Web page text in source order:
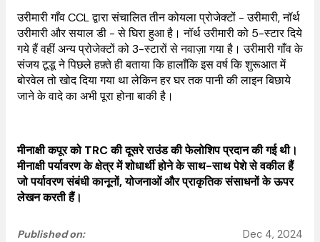
उरीमारी गाँव CCL द्वारा संचालित तीन कोयला प्रोजेक्टों - उरीमारी, नॉर्थ
उरीमारी और सयाल डी - से घिरा हुआ है। नॉर्थ उरीमारी को 5-स्टार दिये
गये हैं वहीं अन्य प्रोजेक्टों को 3-स्टारों से नवाज़ा गया है। उरीमारी गाँव के
संजय टूडू ने पिछले हफ़्ते ही बताया कि हालाँकि इस वर्ष कि शुरूआत में
बोरवेल तो खोद दिया गया था लेकिन हर घर तक पानी की लाइन बिछाये
जाने के वादे का अभी पूरा होना बाकी है।
मीनाक्षी कपूर को TRC की दूसरे राउंड की फेलोशिप प्रदान की गई थी।
मीनाक्षी पर्यावरण के क्षेत्र में शोधार्थी होने के साथ-साथ पेशे से वकील हैं
जो पर्यावरण संबंधी कानूनों, योजनाओं और प्राकृतिक संसाधनों के ऊपर
लेखन करती हैं।
Published on:
Dec 4, 2024